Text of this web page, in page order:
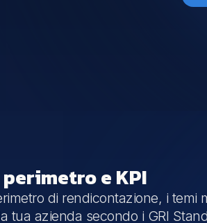
e KPI
di rendicontazione, i temi
tua azienda secondo i GRI